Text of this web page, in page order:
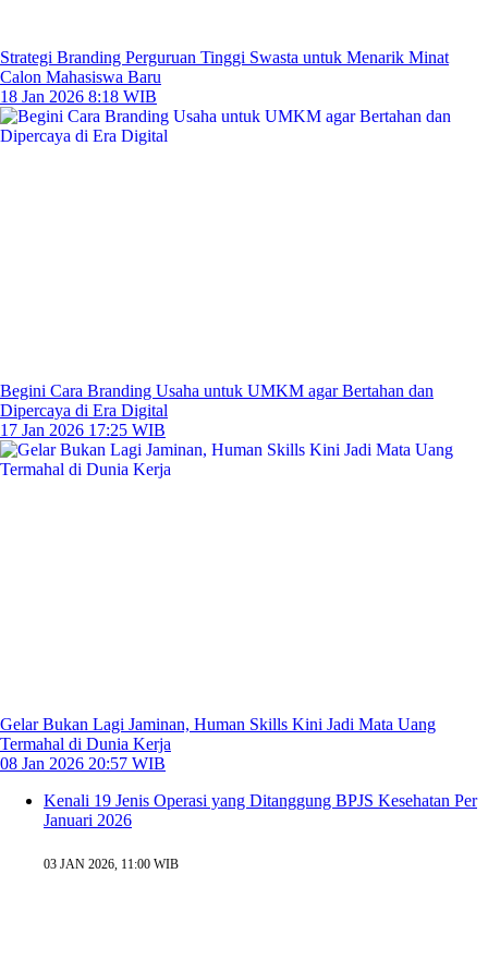
Strategi Branding Perguruan Tinggi Swasta untuk Menarik Minat
Calon Mahasiswa Baru
18 Jan 2026 8:18 WIB
Begini Cara Branding Usaha untuk UMKM agar Bertahan dan
Dipercaya di Era Digital
17 Jan 2026 17:25 WIB
Gelar Bukan Lagi Jaminan, Human Skills Kini Jadi Mata Uang
Termahal di Dunia Kerja
08 Jan 2026 20:57 WIB
Kenali 19 Jenis Operasi yang Ditanggung BPJS Kesehatan Per
Januari 2026
03 JAN 2026, 11:00 WIB